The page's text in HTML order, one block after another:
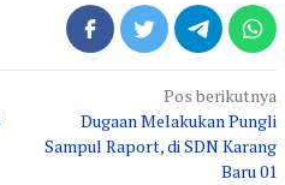
Pos berikutnya
Dugaan Melakukan Pungli
Sampul Raport, di SDN Karang
Baru 01